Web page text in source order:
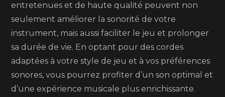
entretenues et de haute qualité peuvent non
seulement améliorer la sonorité de votre
instrument, mais aussi faciliter le jeu et prolonger
sa durée de vie. En optant pour des cordes
adaptées à votre style de jeu et à vos préférences
sonores, vous pourrez profiter d’un son optimal et
d’une expérience musicale plus enrichissante.